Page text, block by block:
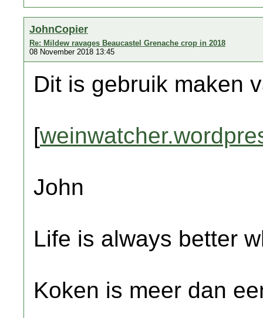
JohnCopier
Re: Mildew ravages Beaucastel Grenache crop in 2018
08 November 2018 13:45
Dit is gebruik maken
[
John
Life is always better
Koken is meer dan